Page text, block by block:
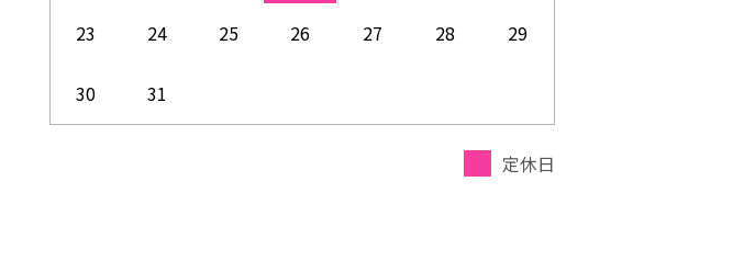
23 24 25 26 27 28 29
30 31
定休日